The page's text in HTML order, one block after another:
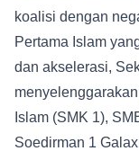
koalisi dengan
Pertama Islam
dan akselerasi,
Islam (SMK 1),
Soedirman 1